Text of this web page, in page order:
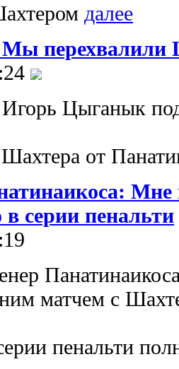
перехвалили
Цыганык
от
Мне
серии пенальти
матчем с
пенальти